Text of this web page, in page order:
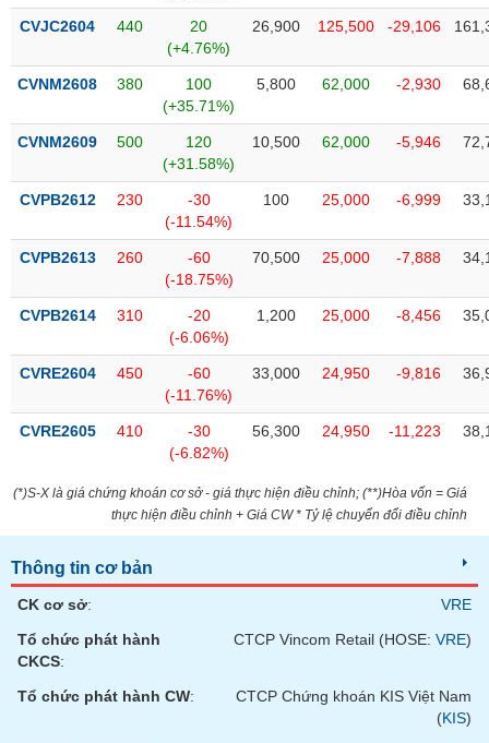
CVJC2604 440
20
(+4.76%)
26,900 125,500 -29,106
CVNM2608 380
100
(+35.71%)
5,800 62,000 -2,930
CVNM2609 500
120
(+31.58%)
10,500 62,000 -5,946
CVPB2612 230
-30
(-11.54%)
100 25,000 -6,999
CVPB2613 260
-60
(-18.75%)
70,500 25,000 -7,888
CVPB2614 310
-20
(-6.06%)
1,200 25,000 -8,456
CVRE2604 450
-60
(-11.76%)
33,000 24,950 -9,816
CVRE2605 410
-30
(-6.82%)
56,300 24,950 -11,223
(*)S-X là giá chứng khoán cơ sở - giá thực hiện điều chỉnh; (**)Hòa vốn = Giá
thực hiện điều chỉnh + Giá CW * Tỷ lệ chuyển đổi điều chỉnh
Thông tin cơ bản
CK cơ sở:
VRE
Tổ chức phát hành
CKCS:
CTCP Vincom Retail (HOSE: VRE)
Tổ chức phát hành CW:
CTCP Chứng khoán KIS Việt Nam
(KIS)
Thuật
ngữ
vụ
(-)
tạo
cụ
đầu
tư